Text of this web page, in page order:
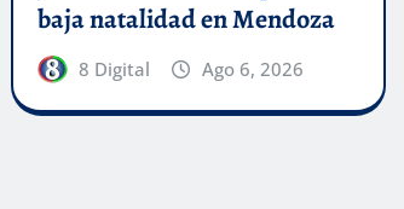
baja natalidad en Mendoza
8 Digital Ago 6, 2026